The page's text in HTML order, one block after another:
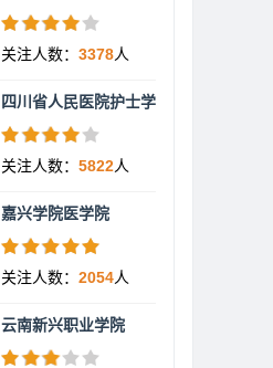
关注人数： 3378人
四川省人民医院护士学
关注人数： 5822人
嘉兴学院医学院
关注人数： 2054人
云南新兴职业学院